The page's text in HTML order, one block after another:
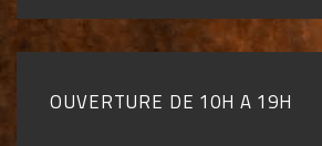
OUVERTURE DE 10H A 19H